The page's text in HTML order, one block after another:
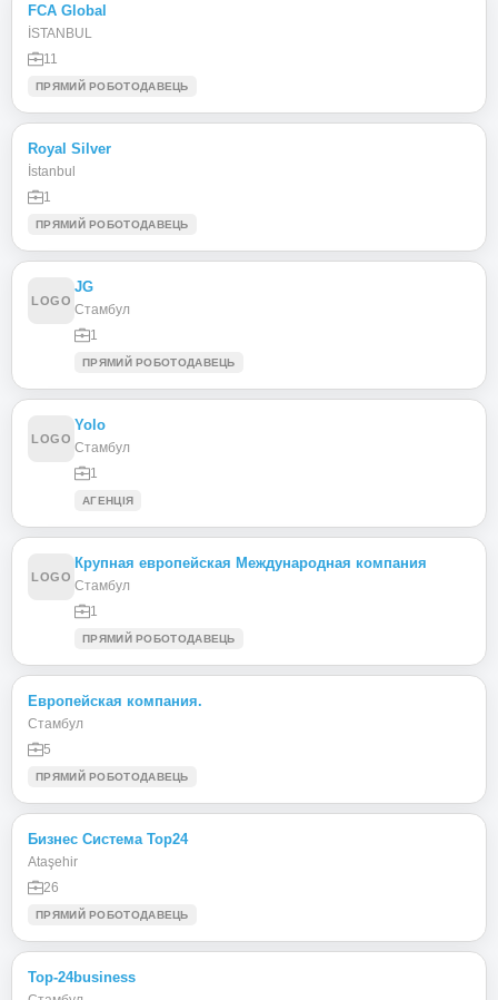
FCA Global
İSTANBUL
11
ПРЯМИЙ РОБОТОДАВЕЦЬ
Royal Silver
İstanbul
1
ПРЯМИЙ РОБОТОДАВЕЦЬ
LOGO
JG
Стамбул
1
ПРЯМИЙ РОБОТОДАВЕЦЬ
LOGO
Yolo
Стамбул
1
АГЕНЦІЯ
LOGO
Крупная европейская Международная компания
Стамбул
1
ПРЯМИЙ РОБОТОДАВЕЦЬ
Европейская компания.
Стамбул
5
ПРЯМИЙ РОБОТОДАВЕЦЬ
Бизнес Система Тор24
Ataşehir
26
ПРЯМИЙ РОБОТОДАВЕЦЬ
Тор-24business